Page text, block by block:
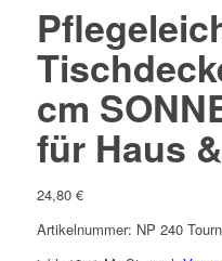
cm
für Haus
24,80 €
Artikelnummer: NP 240